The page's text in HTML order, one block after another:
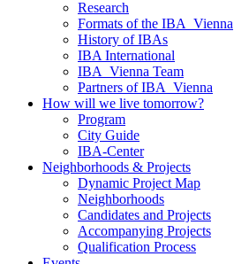
Research
Formats of the IBA_Vienna
History of IBAs
IBA International
IBA_Vienna Team
Partners of IBA_Vienna
How will we live tomorrow?
Program
City Guide
IBA-Center
Neighborhoods & Projects
Dynamic Project Map
Neighborhoods
Candidates and Projects
Accompanying Projects
Qualification Process